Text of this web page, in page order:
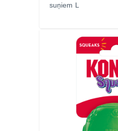
suņiem L